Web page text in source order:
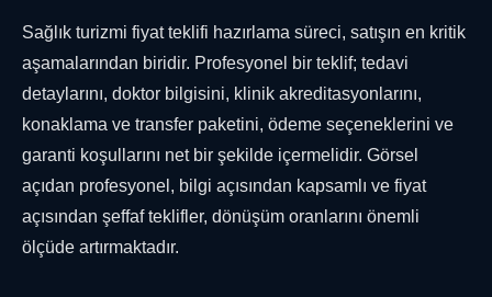
Sağlık turizmi fiyat teklifi hazırlama süreci, satışın en kritik
aşamalarından biridir. Profesyonel bir teklif; tedavi
detaylarını, doktor bilgisini, klinik akreditasyonlarını,
konaklama ve transfer paketini, ödeme seçeneklerini ve
garanti koşullarını net bir şekilde içermelidir. Görsel
açıdan profesyonel, bilgi açısından kapsamlı ve fiyat
açısından şeffaf teklifler, dönüşüm oranlarını önemli
ölçüde artırmaktadır.